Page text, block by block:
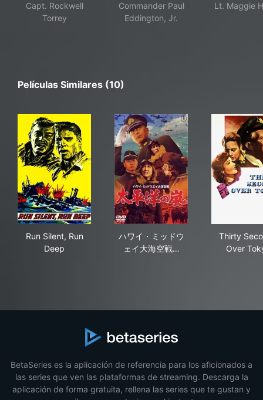
Capt. Rockwell
Torrey
Commander Paul
Eddington, Jr.
Lt. Maggie
Películas Similares (10)
Run Silent, Run
Deep
ハワイ・ミッドウ
ェイ大海空戦…
Thirty
Over
BetaSeries es la aplicación de referencia para los aficionados a
las series que ven las plataformas de streaming. Descarga la
aplicación de forma gratuita, rellena las series que te gustan y